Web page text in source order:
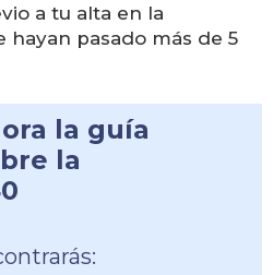
a tu alta en la
hayan pasado más de 5
la guía
la